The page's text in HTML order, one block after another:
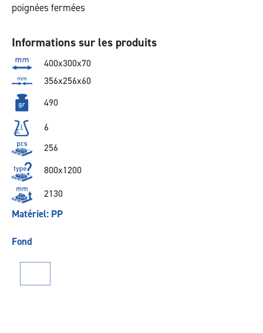
poignées fermées
Informations sur les produits
400x300x70
356x256x60
490
6
256
800x1200
2130
Matériel: PP
Fond